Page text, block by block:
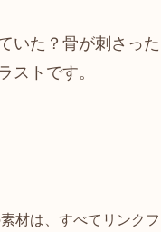
いた？骨が刺さっ
ストです。
素材は、すべてリンク